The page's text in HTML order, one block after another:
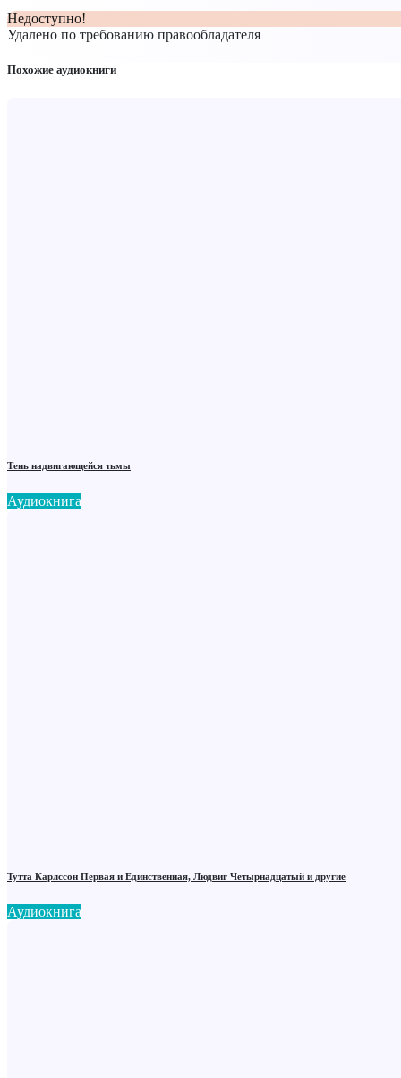
Недоступно!
Удалено по требованию правообладателя
Похожие аудиокниги
Тень надвигающейся тьмы
Аудиокнига
Тутта Карлссон Первая и Единственная, Людвиг Четырнадцатый и другие
Аудиокнига